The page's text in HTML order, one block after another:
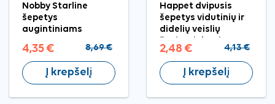
Nobby Starline
šepetys
augintiniams
4,35 € 8,69 €
Į krepšelį
Happet dvipusis
šepetys vidutinių ir
didelių veislių
šunims ir katėms
2,48 € 4,13 €
Į krepšelį